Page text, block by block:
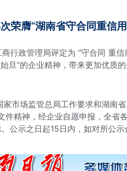
荣膺“湖南省守合同重信
行政管理局评定为 “守合同 重信
”的企业精神，带来更加优质的
市场监管总局工作要求和湖
精神，经企业自愿申报，全
公示之日起15日内，如对所公